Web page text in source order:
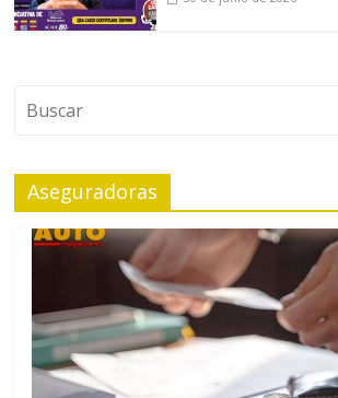
Aseguradoras